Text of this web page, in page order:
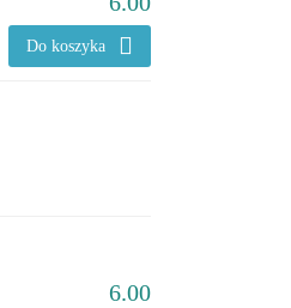
Do koszyka
6.00